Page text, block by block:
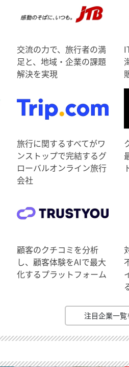
交流の力で、旅行者の満
足と、地域・企業の課題
解決を実現
旅行に関するすべてがワ
ンストップで完結するグ
ローバルオンライン旅行
会社
顧客のクチコミを分析
し、顧客体験をAIで最大
化するプラットフォーム
注目企業一覧